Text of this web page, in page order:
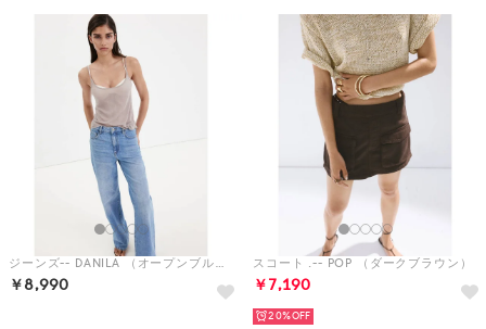
ジーンズ-- DANILA （オープンブルー）
￥8,990
スコート .-- POP （ダークブラウン）
￥7,190
20%